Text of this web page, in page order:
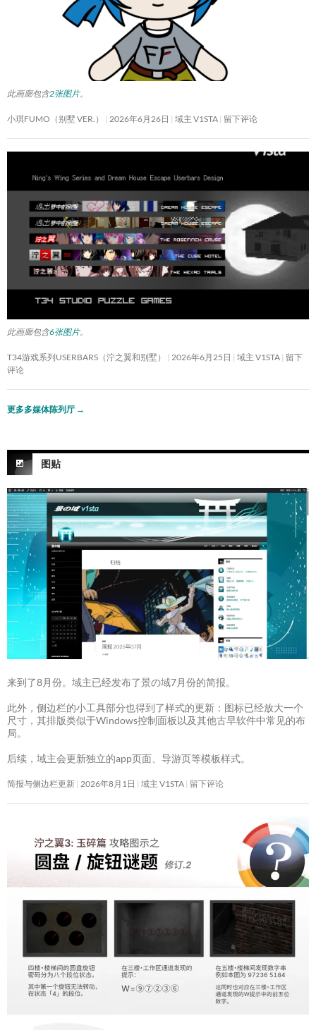
此画廊包含2张图片。
小琪FUMO（别墅 VER.） 2026年6月26日 域主 V1STA 留下评论
此画廊包含6张图片。
T34游戏系列USERBARS（泞之翼和别墅） 2026年6月25日 域主 V1STA 留下
评论
更多多媒体陈列厅 →
图贴
来到了8月份。域主已经发布了景の域7月份的简报。
此外，侧边栏的小工具部分也得到了样式的更新：图标已经放大一个
尺寸，其排版类似于Windows控制面板以及其他古早软件中常见的布
局。
后续，域主会更新独立的app页面、导游页等模板样式。
简报与侧边栏更新 2026年8月1日 域主 V1STA 留下评论